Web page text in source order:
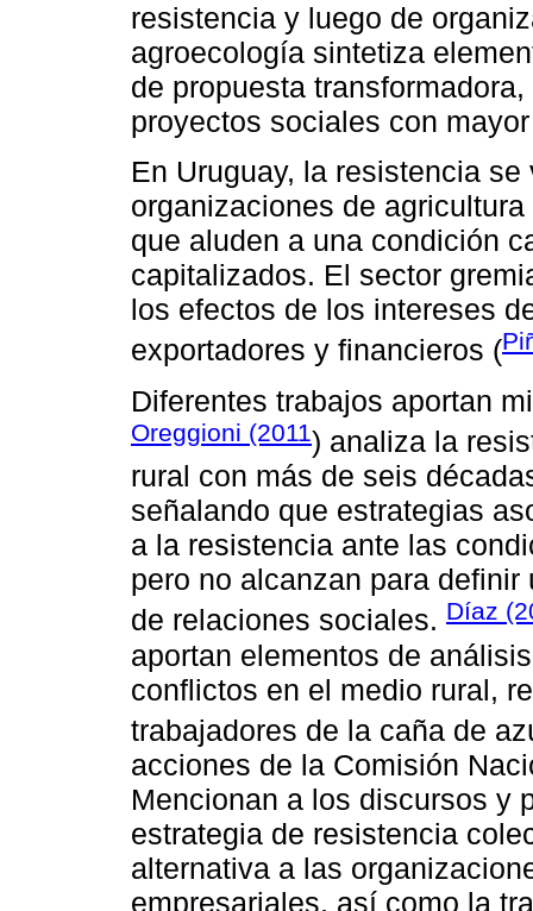
resistencia y luego de
agroecología sintetiza
de propuesta
proyectos sociales con
En Uruguay, la resistencia
organizaciones de
que aluden a una condición
capitalizados. El sector
los efectos de los intereses
exportadores y financieros (
Diferentes trabajos aportan
Oreggioni (2011) analiza la
rural con más de seis
señalando que estrategias
a la resistencia ante las
pero no alcanzan para
de relaciones sociales. Díaz
aportan elementos de
conflictos en el medio rural,
trabajadores de la caña de
acciones de la Comisión
Mencionan a los discursos y
estrategia de resistencia
alternativa a las
empresariales, así como la